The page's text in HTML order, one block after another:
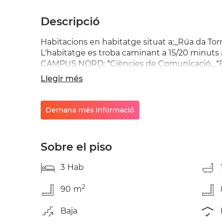
Descripció
Habitacions en habitatge situat a:_Rúa da
L'habitatge es troba caminant a 15/20
CAMPUS NORD: *Ciències de
Econòmiques i Empresària. d'Infermeria. -
matalassos i mobiliari a estrenar: _* DOS amb
electrodomèstics a estrenar, rentavaixelles,
(opcional). Petit electrodomèstic inclou
necessaris: _- Parades de bus:_* A 40 metres
40min. )._- Farmàcia, Banc, Restaurants,
Llegir més
Demana més informació
Sobre el piso
3 Hab 1
90 m2
Baja